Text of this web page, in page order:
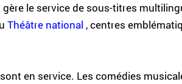
le service de sous-titres
Théâtre national , centres
en service. Les comédies